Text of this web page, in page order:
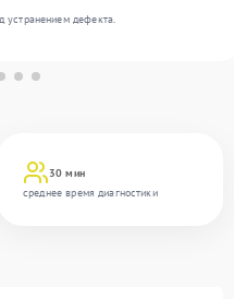
30 мин
среднее время диагностики
устранением дефекта.